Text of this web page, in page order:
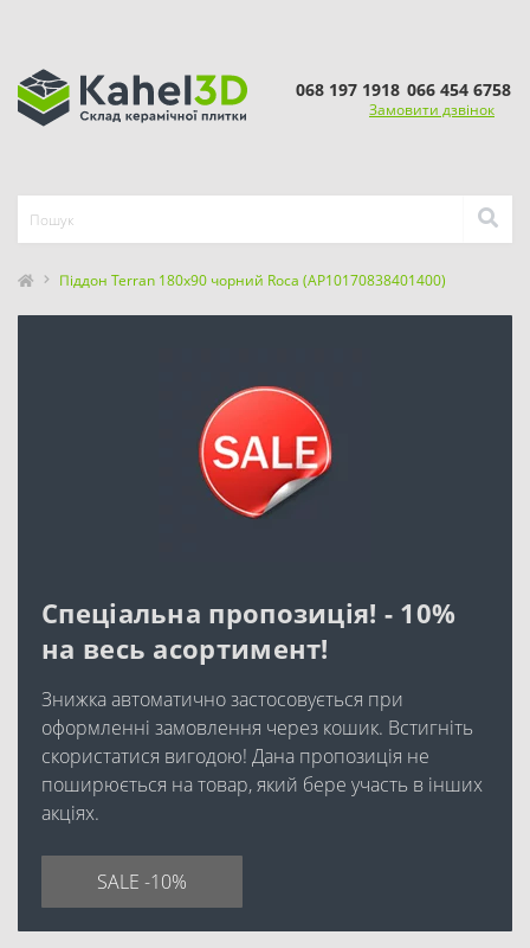
068 197 1918 066 454 6758
Замовити дзвінок
Піддон Terran 180x90 чорний Roca (AP10170838401400)
Спеціальна пропозиція! - 10%
на весь асортимент!
Знижка автоматично застосовується при
оформленні замовлення через кошик. Встигніть
скористатися вигодою! Дана пропозиція не
поширюється на товар, який бере участь в інших
акціях.
SALE -10%